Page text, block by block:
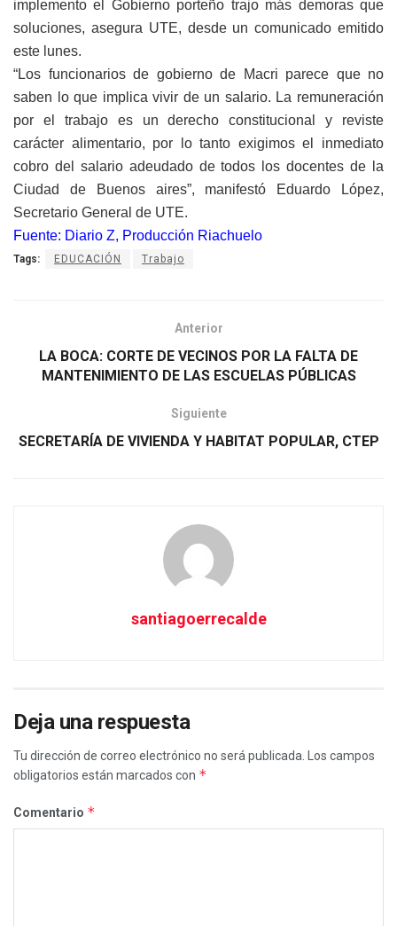
implemento el Gobierno porteño trajo más demoras que
soluciones, asegura UTE, desde un comunicado emitido
este lunes.
“Los funcionarios de gobierno de Macri parece que no
saben lo que implica vivir de un salario. La remuneración
por el trabajo es un derecho constitucional y reviste
carácter alimentario, por lo tanto exigimos el inmediato
cobro del salario adeudado de todos los docentes de la
Ciudad de Buenos aires”, manifestó Eduardo López,
Secretario General de UTE.
Fuente: Diario Z, Producción Riachuelo
Tags: EDUCACIÓN Trabajo
Anterior
LA BOCA: CORTE DE VECINOS POR LA FALTA DE
MANTENIMIENTO DE LAS ESCUELAS PÚBLICAS
Siguiente
SECRETARÍA DE VIVIENDA Y HABITAT POPULAR, CTEP
santiagoerrecalde
Deja una respuesta
Tu dirección de correo electrónico no será publicada.
Los campos
obligatorios están marcados con *
Comentario *